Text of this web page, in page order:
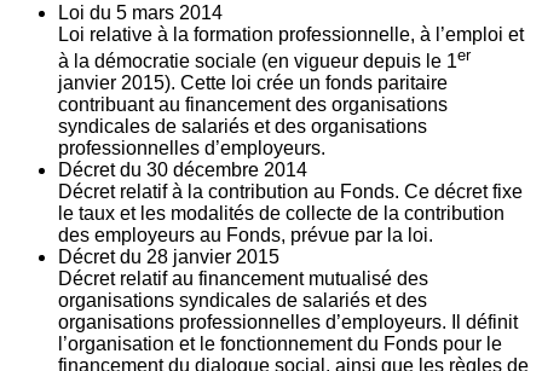
Loi du 5 mars 2014
Loi relative à la formation professionnelle, à l’emploi et
à la démocratie sociale (en vigueur depuis le 1er
janvier 2015). Cette loi crée un fonds paritaire
contribuant au financement des organisations
syndicales de salariés et des organisations
professionnelles d’employeurs.
Décret du 30 décembre 2014
Décret relatif à la contribution au Fonds. Ce décret fixe
le taux et les modalités de collecte de la contribution
des employeurs au Fonds, prévue par la loi.
Décret du 28 janvier 2015
Décret relatif au financement mutualisé des
organisations syndicales de salariés et des
organisations professionnelles d’employeurs. Il définit
l’organisation et le fonctionnement du Fonds pour le
financement du dialogue social, ainsi que les règles de